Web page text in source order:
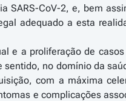
SARS-CoV-2, e, bem
adequado a esta
e a proliferação de
no domínio da
com a máxima
e complicações